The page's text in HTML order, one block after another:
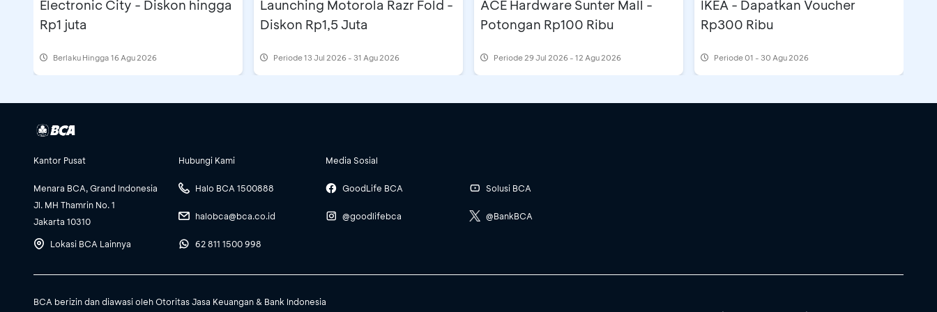
Electronic City - Diskon hingga
Rp1 juta
Berlaku Hingga 16 Agu 2026
Launching Motorola Razr Fold -
Diskon Rp1,5 Juta
Periode13 Jul 2026 - 31 Agu 2026
ACE Hardware Sunter Mall -
Potongan Rp100 Ribu
Periode29 Jul 2026 - 12 Agu 2026
IKEA - Dapatkan Voucher
Rp300 Ribu
Periode01 - 30 Agu 2026
Kantor Pusat
Menara BCA, Grand Indonesia
Jl. MH Thamrin No. 1
Jakarta 10310
Lokasi BCA Lainnya
Hubungi Kami
Halo BCA 1500888
halobca@bca.co.id
62 811 1500 998
Media Sosial
GoodLife BCA
@goodlifebca
Solusi BCA
@BankBCA
BCA berizin dan diawasi oleh Otoritas Jasa Keuangan & Bank Indonesia